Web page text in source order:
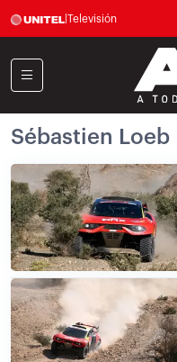
Televisión
Sébastien Loeb